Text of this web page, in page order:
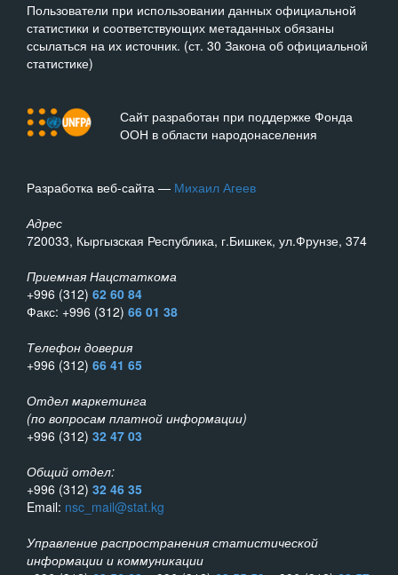
Пользователи при использовании данных официальной
статистики и соответствующих метаданных обязаны
ссылаться на их источник. (ст. 30 Закона об официальной
статистике)
Сайт разработан при поддержке Фонда
ООН в области народонаселения
Разработка веб-сайта — Михаил Агеев
Адрес
720033, Кыргызская Республика, г.Бишкек, ул.Фрунзе, 374
Приемная Нацстаткома
+996 (312) 62 60 84
Факс: +996 (312) 66 01 38
Телефон доверия
+996 (312) 66 41 65
Отдел маркетинга
(по вопросам платной информации)
+996 (312) 32 47 03
Общий отдел:
+996 (312) 32 46 35
Email: nsc_mail@stat.kg
Управление распространения статистической
информации и коммуникации